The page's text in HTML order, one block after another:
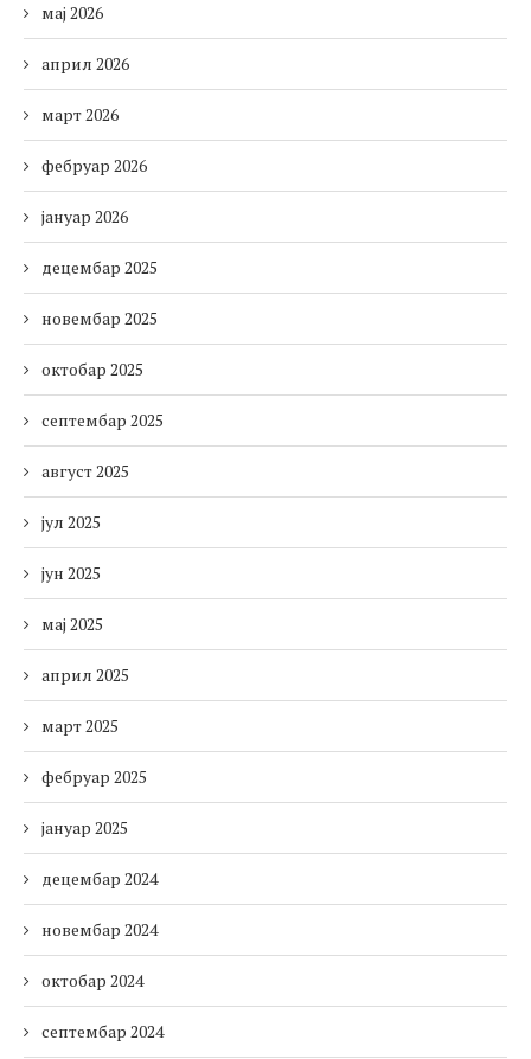
мај 2026
април 2026
март 2026
фебруар 2026
јануар 2026
децембар 2025
новембар 2025
октобар 2025
септембар 2025
август 2025
јул 2025
јун 2025
мај 2025
април 2025
март 2025
фебруар 2025
јануар 2025
децембар 2024
новембар 2024
октобар 2024
септембар 2024